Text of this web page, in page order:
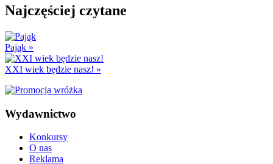
Najczęściej czytane
Pająk »
XXI wiek będzie nasz! »
Wydawnictwo
Konkursy
O nas
Reklama